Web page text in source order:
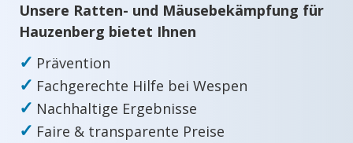
Unsere Ratten- und Mäusebekämpfung für
Hauzenberg bietet Ihnen
✓ Prävention
✓ Fachgerechte Hilfe bei Wespen
✓ Nachhaltige Ergebnisse
✓ Faire & transparente Preise